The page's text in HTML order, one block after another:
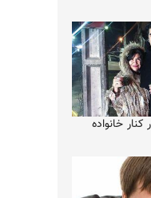
خانواده